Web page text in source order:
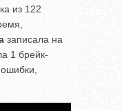
из 122
записала на
1 брейк-